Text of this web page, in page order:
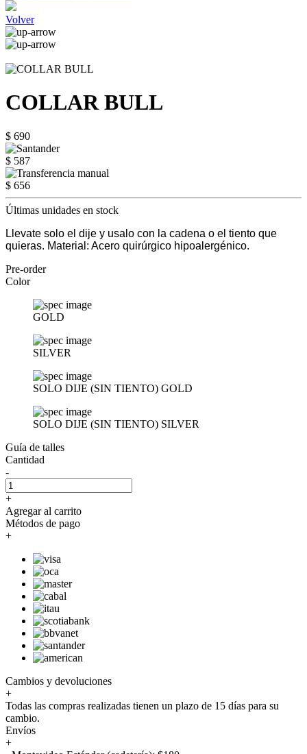
Volver
COLLAR BULL
$ 690
$ 587
$ 656
Últimas unidades en stock
Llevate solo el dije y usalo con la cadena o el tiento que
quieras. Material: Acero quirúrgico hipoalergénico.
Pre-order
Color
GOLD
SILVER
SOLO DIJE (SIN TIENTO) GOLD
SOLO DIJE (SIN TIENTO) SILVER
Guía de talles
Cantidad
-
+
Agregar al carrito
Métodos de pago
+
Cambios y devoluciones
+
Todas las compras realizadas tienen un plazo de 15 días para su
cambio.
Envíos
+